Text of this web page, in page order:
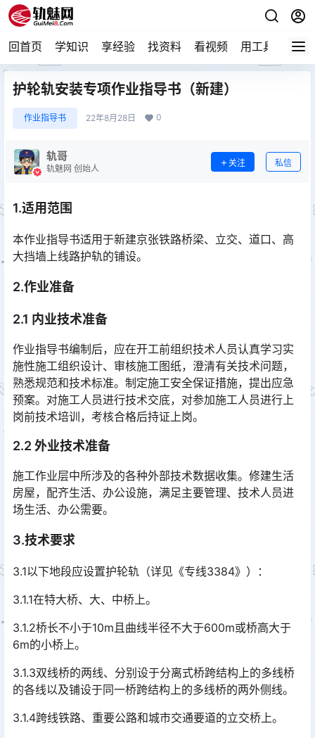
回首页 学知识 享经验 找资料 看视频 用工具 论技
护轮轨安装专项作业指导书（新建）
作业指导书 22年8月28日 0
轨哥
轨魅网 创始人
关注 私信
1.适用范围
本作业指导书适用于新建京张铁路桥梁、立交、道口、高
大挡墙上线路护轨的铺设。
2.作业准备
2.1 内业技术准备
作业指导书编制后，应在开工前组织技术人员认真学习实
施性施工组织设计、审核施工图纸，澄清有关技术问题，
熟悉规范和技术标准。制定施工安全保证措施，提出应急
预案。对施工人员进行技术交底，对参加施工人员进行上
岗前技术培训，考核合格后持证上岗。󠅅󠅃󠄵󠅂󠄪󠇖󠆨󠆨󠇕󠆞󠆒󠅬󠇘󠆭󠆘󠇙󠆝󠅵󠇗󠆭󠆁󠄐󠇗󠅹󠅸󠇖󠆍󠅳󠇖󠅹󠅰󠇖󠆌󠅹
2.2 外业技术准备
施工作业层中所涉及的各种外部技术数据收集。修建生活
房屋，配齐生活、办公设施，满足主要管理、技术人员进
场生活、办公需要。
3.技术要求
3.1以下地段应设置护轮轨（详见《专线3384》）：
3.1.1在特大桥、大、中桥上。
3.1.2桥长不小于10m且曲线半径不大于600m或桥高大于
6m的小桥上。
3.1.3双线桥的两线、分别设于分离式桥跨结构上的多线桥
的各线以及铺设于同一桥跨结构上的多线桥的两外侧线。
3.1.4跨线铁路、重要公路和城市交通要道的立交桥上。